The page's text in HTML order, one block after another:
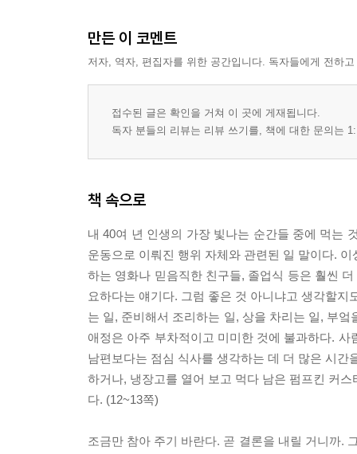
만든 이 코멘트
저자, 역자, 편집자를 위한 공간입니다. 독자들에게 전하
접수된 글은 확인을 거쳐 이 곳에 게재됩니다.
독자 분들의 리뷰는 리뷰 쓰기를, 책에 대한 문의는
책 속으로
내 40여 년 인생의 가장 빛나는 순간들 중에 먹는
운동으로 이뤄진 행위 자체와 관련된 일 말이다.
하는 영화나 믿음직한 친구들, 졸업식 등은 훨씬
요하다는 얘기다. 그럼 좋은 것 아니냐고 생각할
는 일, 준비해서 조리하는 일, 상을 차리는 일, 부
애정은 아주 부차적이고 미미한 것에 불과하다.
남편보다는 점심 식사를 생각하는 데 더 많은 시
하거나, 냉장고를 열어 보고 먹다 남은 펌프킨 커
다. (12~13쪽)
조금만 참아 주기 바란다. 곧 결론을 내릴 거니까.